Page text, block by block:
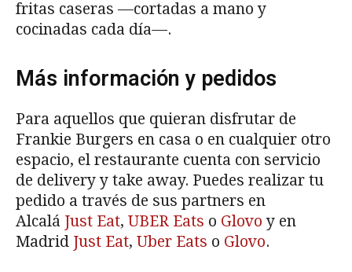
fritas caseras —cortadas a mano y
cocinadas cada día—.
Más información y pedidos
Para aquellos que quieran disfrutar de
Frankie Burgers en casa o en cualquier otro
espacio, el restaurante cuenta con servicio
de delivery y take away. Puedes realizar tu
pedido a través de sus partners en
Alcalá Just Eat, UBER Eats o Glovo y en
Madrid Just Eat, Uber Eats o Glovo.